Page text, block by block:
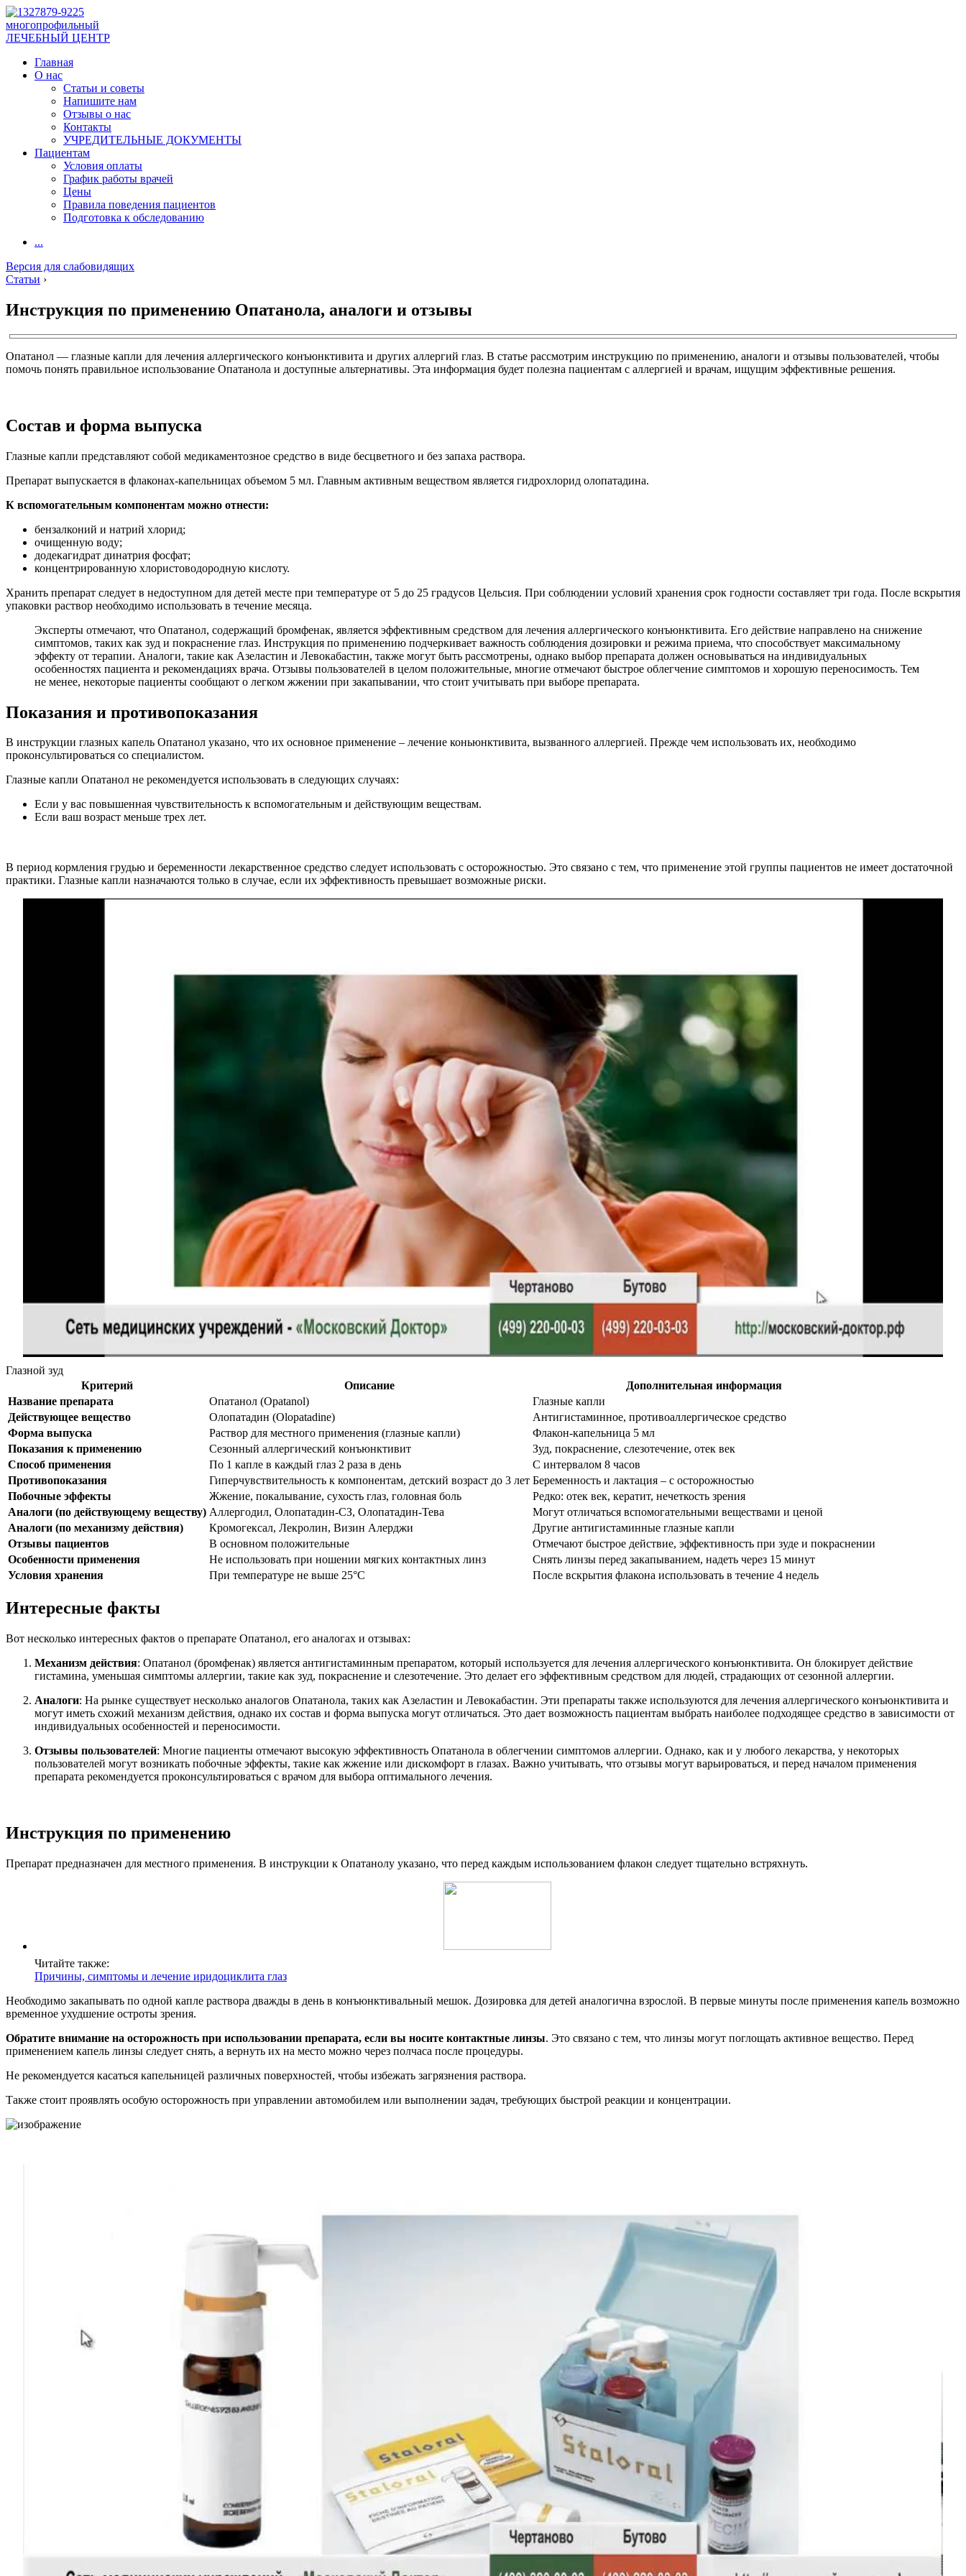
многопрофильный
ЛЕЧЕБНЫЙ ЦЕНТР
Главная
О нас
Статьи и советы
Напишите нам
Отзывы о нас
Контакты
УЧРЕДИТЕЛЬНЫЕ ДОКУМЕНТЫ
Пациентам
Условия оплаты
График работы врачей
Цены
Правила поведения пациентов
Подготовка к обследованию
...
Версия для слабовидящих
Статьи ›
Инструкция по применению Опатанола, аналоги и отзывы
Опатанол — глазные капли для лечения аллергического конъюнктивита и других аллергий глаз. В статье рассмотрим инструкцию по применению, аналоги и отзывы пользователей, чтобы
помочь понять правильное использование Опатанола и доступные альтернативы. Эта информация будет полезна пациентам с аллергией и врачам, ищущим эффективные решения.
Состав и форма выпуска
Глазные капли представляют собой медикаментозное средство в виде бесцветного и без запаха раствора.
Препарат выпускается в флаконах-капельницах объемом 5 мл. Главным активным веществом является гидрохлорид олопатадина.
К вспомогательным компонентам можно отнести:
бензалконий и натрий хлорид;
очищенную воду;
додекагидрат динатрия фосфат;
концентрированную хлористоводородную кислоту.
Хранить препарат следует в недоступном для детей месте при температуре от 5 до 25 градусов Цельсия. При соблюдении условий хранения срок годности составляет три года. После вскрытия
упаковки раствор необходимо использовать в течение месяца.
Эксперты отмечают, что Опатанол, содержащий бромфенак, является эффективным средством для лечения аллергического конъюнктивита. Его действие направлено на снижение
симптомов, таких как зуд и покраснение глаз. Инструкция по применению подчеркивает важность соблюдения дозировки и режима приема, что способствует максимальному
эффекту от терапии. Аналоги, такие как Азеластин и Левокабастин, также могут быть рассмотрены, однако выбор препарата должен основываться на индивидуальных
особенностях пациента и рекомендациях врача. Отзывы пользователей в целом положительные, многие отмечают быстрое облегчение симптомов и хорошую переносимость. Тем
не менее, некоторые пациенты сообщают о легком жжении при закапывании, что стоит учитывать при выборе препарата.
Показания и противопоказания
В инструкции глазных капель Опатанол указано, что их основное применение – лечение коньюнктивита, вызванного аллергией. Прежде чем использовать их, необходимо
проконсультироваться со специалистом.
Глазные капли Опатанол не рекомендуется использовать в следующих случаях:
Если у вас повышенная чувствительность к вспомогательным и действующим веществам.
Если ваш возраст меньше трех лет.
В период кормления грудью и беременности лекарственное средство следует использовать с осторожностью. Это связано с тем, что применение этой группы пациентов не имеет достаточной
практики. Глазные капли назначаются только в случае, если их эффективность превышает возможные риски.
Глазной зуд
Критерий
Описание
Дополнительная информация
Название препарата
Опатанол (Opatanol)
Глазные капли
Действующее вещество
Олопатадин (Olopatadine)
Антигистаминное, противоаллергическое средство
Форма выпуска
Раствор для местного применения (глазные капли)
Флакон-капельница 5 мл
Показания к применению
Сезонный аллергический конъюнктивит
Зуд, покраснение, слезотечение, отек век
Способ применения
По 1 капле в каждый глаз 2 раза в день
С интервалом 8 часов
Противопоказания
Гиперчувствительность к компонентам, детский возраст до 3 лет Беременность и лактация – с осторожностью
Побочные эффекты
Жжение, покалывание, сухость глаз, головная боль
Редко: отек век, кератит, нечеткость зрения
Аналоги (по действующему веществу) Аллергодил, Олопатадин-СЗ, Олопатадин-Тева
Могут отличаться вспомогательными веществами и ценой
Аналоги (по механизму действия)
Кромогексал, Лекролин, Визин Алерджи
Другие антигистаминные глазные капли
Отзывы пациентов
В основном положительные
Отмечают быстрое действие, эффективность при зуде и покраснении
Особенности применения
Не использовать при ношении мягких контактных линз
Снять линзы перед закапыванием, надеть через 15 минут
Условия хранения
При температуре не выше 25°C После вскрытия флакона использовать в течение 4 недель
Интересные факты
Вот несколько интересных фактов о препарате Опатанол, его аналогах и отзывах:
Механизм действия: Опатанол (бромфенак) является антигистаминным препаратом, который используется для лечения аллергического конъюнктивита. Он блокирует действие
гистамина, уменьшая симптомы аллергии, такие как зуд, покраснение и слезотечение. Это делает его эффективным средством для людей, страдающих от сезонной аллергии.
Аналоги: На рынке существует несколько аналогов Опатанола, таких как Азеластин и Левокабастин. Эти препараты также используются для лечения аллергического конъюнктивита и
могут иметь схожий механизм действия, однако их состав и форма выпуска могут отличаться. Это дает возможность пациентам выбрать наиболее подходящее средство в зависимости от
индивидуальных особенностей и переносимости.
Отзывы пользователей: Многие пациенты отмечают высокую эффективность Опатанола в облегчении симптомов аллергии. Однако, как и у любого лекарства, у некоторых
пользователей могут возникать побочные эффекты, такие как жжение или дискомфорт в глазах. Важно учитывать, что отзывы могут варьироваться, и перед началом применения
препарата рекомендуется проконсультироваться с врачом для выбора оптимального лечения.
Инструкция по применению
Препарат предназначен для местного применения. В инструкции к Опатанолу указано, что перед каждым использованием флакон следует тщательно встряхнуть.
Читайте также:
Причины, симптомы и лечение иридоциклита глаз
Необходимо закапывать по одной капле раствора дважды в день в конъюнктивальный мешок. Дозировка для детей аналогична взрослой. В первые минуты после применения капель возможно
временное ухудшение остроты зрения.
Обратите внимание на осторожность при использовании препарата, если вы носите контактные линзы. Это связано с тем, что линзы могут поглощать активное вещество. Перед
применением капель линзы следует снять, а вернуть их на место можно через полчаса после процедуры.
Не рекомендуется касаться капельницей различных поверхностей, чтобы избежать загрязнения раствора.
Также стоит проявлять особую осторожность при управлении автомобилем или выполнении задач, требующих быстрой реакции и концентрации.